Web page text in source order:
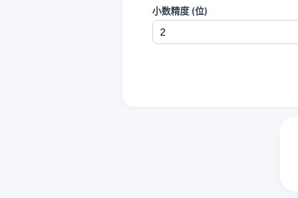
小数精度 (位)